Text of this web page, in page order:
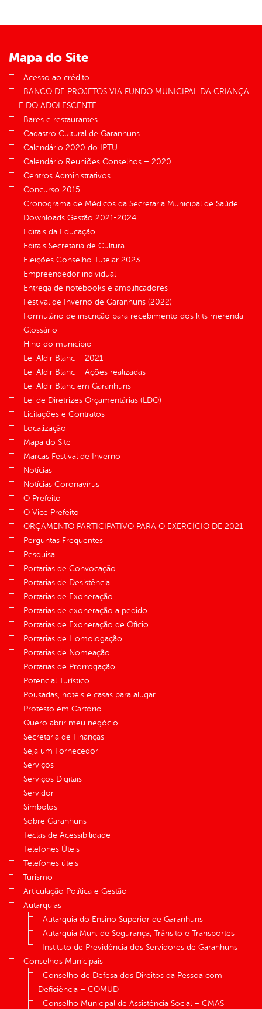
Mapa do Site
Acesso ao crédito
BANCO DE PROJETOS VIA FUNDO MUNICIPAL DA CRIANÇA
E DO ADOLESCENTE
Bares e restaurantes
Cadastro Cultural de Garanhuns
Calendário 2020 do IPTU
Calendário Reuniões Conselhos – 2020
Centros Administrativos
Concurso 2015
Cronograma de Médicos da Secretaria Municipal de Saúde
Downloads Gestão 2021-2024
Editais da Educação
Editais Secretaria de Cultura
Eleições Conselho Tutelar 2023
Empreendedor individual
Entrega de notebooks e amplificadores
Festival de Inverno de Garanhuns (2022)
Formulário de inscrição para recebimento dos kits merenda
Glossário
Hino do município
Lei Aldir Blanc – 2021
Lei Aldir Blanc – Ações realizadas
Lei Aldir Blanc em Garanhuns
Lei de Diretrizes Orçamentárias (LDO)
Licitações e Contratos
Localização
Mapa do Site
Marcas Festival de Inverno
Notícias
Notícias Coronavírus
O Prefeito
O Vice Prefeito
ORÇAMENTO PARTICIPATIVO PARA O EXERCÍCIO DE 2021
Perguntas Frequentes
Pesquisa
Portarias de Convocação
Portarias de Desistência
Portarias de Exoneração
Portarias de exoneração a pedido
Portarias de Exoneração de Ofício
Portarias de Homologação
Portarias de Nomeação
Portarias de Prorrogação
Potencial Turístico
Pousadas, hotéis e casas para alugar
Protesto em Cartório
Quero abrir meu negócio
Secretaria de Finanças
Seja um Fornecedor
Serviços
Serviços Digitais
Servidor
Símbolos
Sobre Garanhuns
Teclas de Acessibilidade
Telefones Úteis
Telefones úteis
Turismo
Articulação Política e Gestão
Autarquias
Autarquia do Ensino Superior de Garanhuns
Autarquia Mun. de Segurança, Trânsito e Transportes
Instituto de Previdência dos Servidores de Garanhuns
Conselhos Municipais
Conselho de Defesa dos Direitos da Pessoa com
Deficiência – COMUD
Conselho Municipal de Assistência Social – CMAS